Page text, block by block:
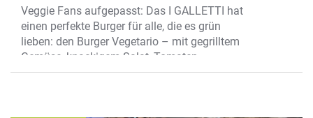
Veggie Fans aufgepasst: Das I GALLETTI hat
einen perfekte Burger für alle, die es grün
lieben: den Burger Vegetario – mit gegrilltem
Gemüse, knackigem Salat, Tomaten,
cremigem Ziegenkäse und geschmolzenem